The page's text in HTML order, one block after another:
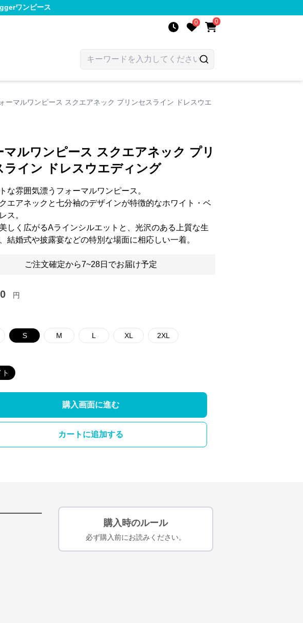
ワンピース
0 0
ーマルワンピース スクエアネック プリンセスライン ドレスウエ
マルワンピース スクエアネック プリ
ライン ドレスウエディング
な雰囲気漂うフォーマルワンピース。
クエアネックと七分袖のデザインが特徴的なホワイト・ベ
ス。
しく広がるAラインシルエットと、光沢のある上質な生
結婚式や披露宴などの特別な場面に相応しい一着。
ご注文確定から7~28日でお届け予定
円
S M L XL 2XL
購入画面に進む
カートに追加する
購入時のルール
必ず購入前にお読みください。